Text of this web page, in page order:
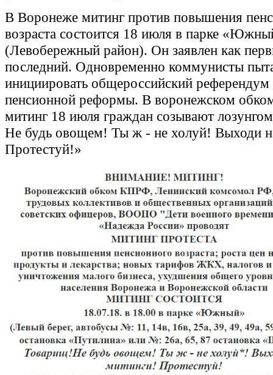
В Воронеже митинг против повышения
возраста состоится 18 июля в парке
(Левобережный район). Он заявлен как
последний. Одновременно коммунисты
инициировать общероссийский
пенсионной реформы. В воронежском
митинг 18 июля граждан созывают
Не будь овощем! Ты ж - не холуй! Выходи
Протестуй!»